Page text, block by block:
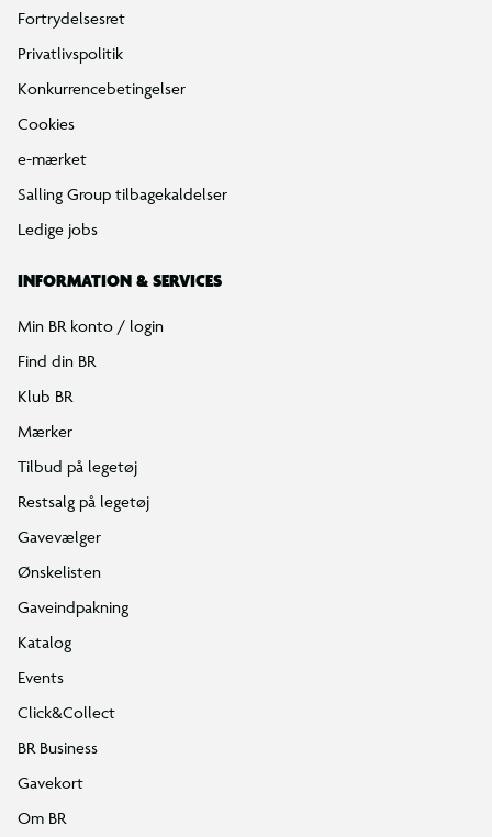
Fortrydelsesret
Privatlivspolitik
Konkurrencebetingelser
Cookies
e-mærket
Salling Group tilbagekaldelser
Ledige jobs
INFORMATION & SERVICES
Min BR konto / login
Find din BR
Klub BR
Mærker
Tilbud på legetøj
Restsalg på legetøj
Gavevælger
Ønskelisten
Gaveindpakning
Katalog
Events
Click&Collect
BR Business
Gavekort
Om BR